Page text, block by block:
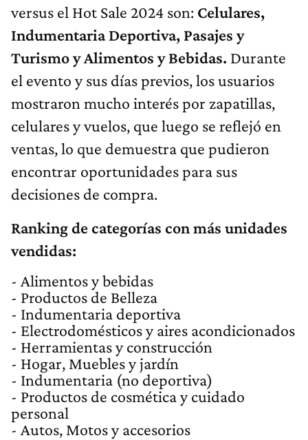
versus el Hot Sale 2024 son: Celulares,
Indumentaria Deportiva, Pasajes y
Turismo y Alimentos y Bebidas. Durante
el evento y sus días previos, los usuarios
mostraron mucho interés por zapatillas,
celulares y vuelos, que luego se reflejó en
ventas, lo que demuestra que pudieron
encontrar oportunidades para sus
decisiones de compra.
Ranking de categorías con más unidades
vendidas:
- Alimentos y bebidas
- Productos de Belleza
- Indumentaria deportiva
- Electrodomésticos y aires acondicionados
- Herramientas y construcción
- Hogar, Muebles y jardín
- Indumentaria (no deportiva)
- Productos de cosmética y cuidado
personal
- Autos, Motos y accesorios